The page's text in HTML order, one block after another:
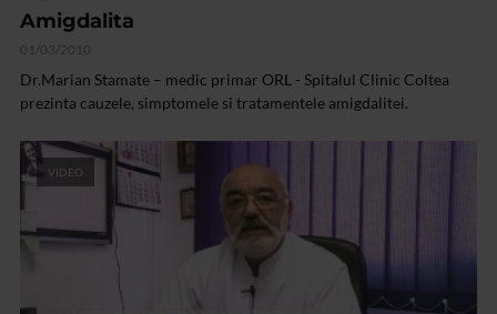
Amigdalita
01/03/2010
Dr.Marian Stamate – medic primar ORL - Spitalul Clinic Coltea
prezinta cauzele, simptomele si tratamentele amigdalitei.
VIDEO